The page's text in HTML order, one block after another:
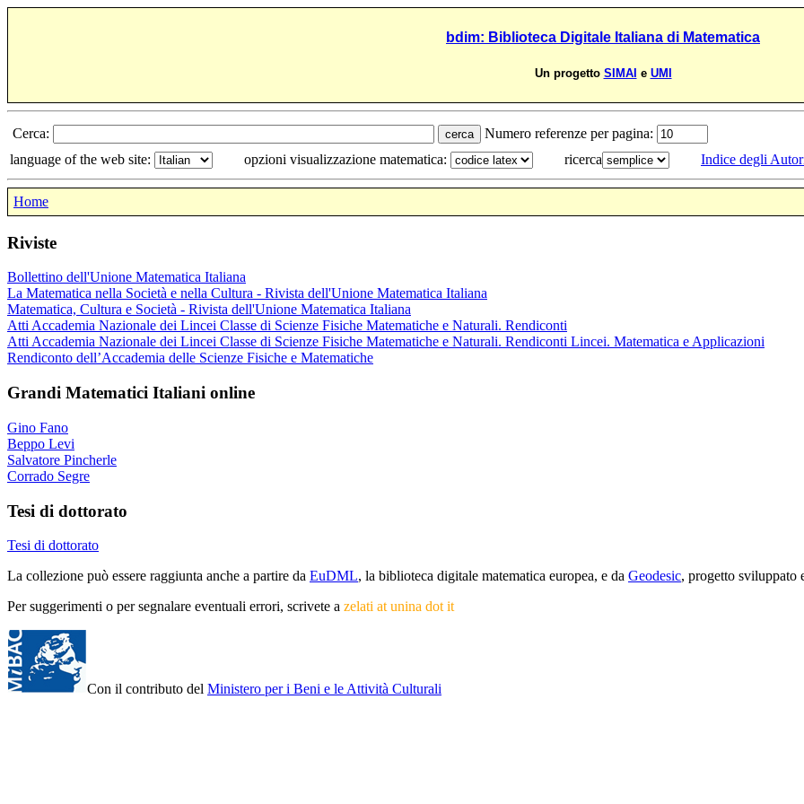
bdim: Biblioteca Digitale Italiana di Matematica
Un progetto SIMAI e UMI
Cerca:
Numero referenze per pagina:
language of the web site:
opzioni visualizzazione matematica: ricerca Indice degli
Home
Riviste
Bollettino dell'Unione Matematica Italiana
La Matematica nella Società e nella Cultura - Rivista dell'Unione Matematica Italiana
Matematica, Cultura e Società - Rivista dell'Unione Matematica Italiana
Atti Accademia Nazionale dei Lincei Classe di Scienze Fisiche Matematiche e Naturali. Rendiconti
Atti Accademia Nazionale dei Lincei Classe di Scienze Fisiche Matematiche e Naturali. Rendiconti Lincei. Matematica e Applicazioni
Rendiconto dell’Accademia delle Scienze Fisiche e Matematiche
Grandi Matematici Italiani online
Gino Fano
Beppo Levi
Salvatore Pincherle
Corrado Segre
Tesi di dottorato
Tesi di dottorato
La collezione può essere raggiunta anche a partire da EuDML, la biblioteca digitale matematica europea, e da Geodesic, progetto sviluppato
Per suggerimenti o per segnalare eventuali errori, scrivete a zelati at unina dot it
Con il contributo del Ministero per i Beni e le Attività Culturali